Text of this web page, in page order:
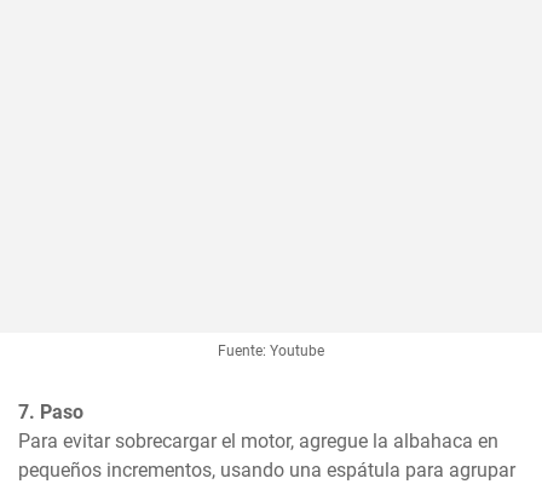
Fuente: Youtube
7. Paso
Para evitar sobrecargar el motor, agregue la albahaca en
pequeños incrementos, usando una espátula para agrupar